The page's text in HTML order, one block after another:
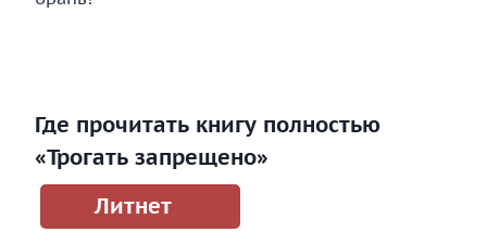
Где прочитать книгу полностью
«Трогать запрещено»
Литнет